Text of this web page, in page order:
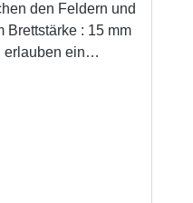
den Feldern und